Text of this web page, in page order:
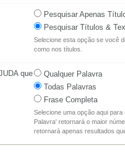
Pesquisar Apenas
Pesquisar Títulos &
Selecione esta opção se você
como nos títulos.
que
Qualquer Palavra
Todas Palavras
Frase Completa
Selecione uma opção aqui
Palavra' retornará o maior
retornará apenas resultados